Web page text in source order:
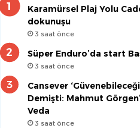
Karamürsel Plaj Yolu
dokunuşu
3 saat önce
Süper Enduro’da start
3 saat önce
Cansever
Demişti: Mahmut
Veda
3 saat önce